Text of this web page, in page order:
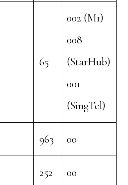
65
002 (M1)
008
(StarHub)
001
(SingTel)
963 00
252 00